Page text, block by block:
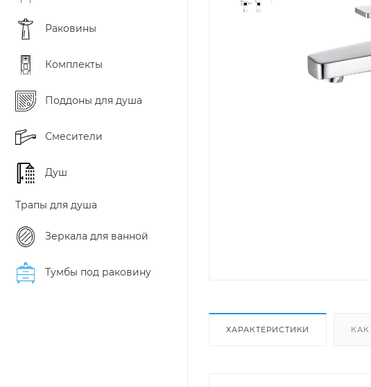
Раковины
Комплекты
Поддоны для душа
Смесители
Душ
Трапы для душа
Зеркала для ванной
Тумбы под раковину
ХАРАКТЕРИСТИКИ КАК